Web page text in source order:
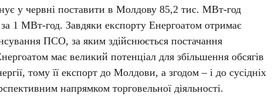
у червні поставити в Молдову 85,2 тис. МВт-год
за 1 МВт-год. Завдяки експорту Енергоатом отримає
ПСО, за яким здійснюється постачання
має великий потенціал для збільшення обсягів
тому її експорт до Молдови, а згодом – і до сусідніх
напрямком торговельної діяльності.